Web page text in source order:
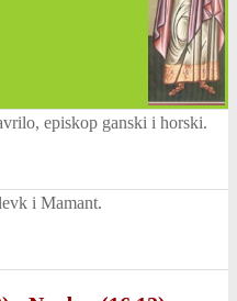
episkop ganski i horski.
i Mamant.